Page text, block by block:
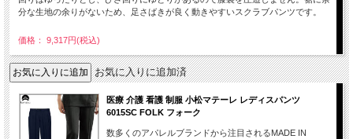
分な生地の余りがないため、足さばきが良く動きやすいスクラブパンツです。
価格： 9,317円(税込)
お気に入りに追加済
医療 介護 看護 制服 小松マテーレ レディスパンツ
6015SC FOLK フォーク
数多くのアパレルブランドから注目されるMADE IN